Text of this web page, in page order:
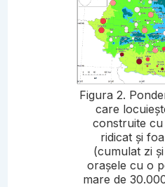
Figura 2.
care
construite
ridicat și
(cumulat zi
orașele cu o
mare de